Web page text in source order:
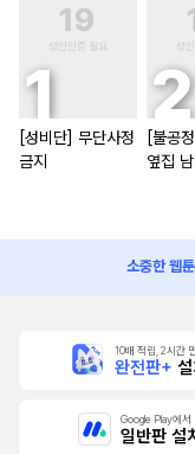
[성비단] 무단사정
금지
[불공
옆집
소중한 웹
10배 적립, 2시간
완전판+ 설
Google Play에서
일반판 설